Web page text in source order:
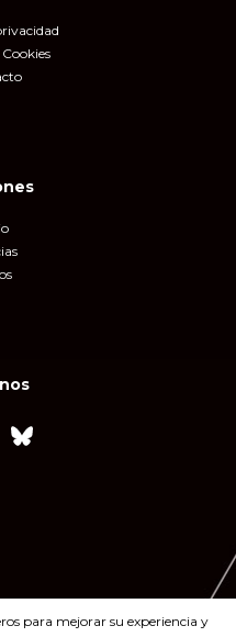
para mejorar su experiencia y